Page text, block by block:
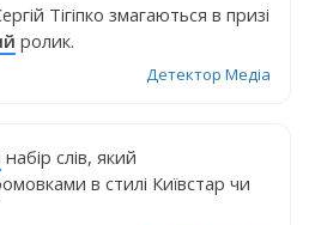
Тігіпко змагаються в призі
ролик.
Детектор Медіа
набір слів, який
в стилі Київстар чи